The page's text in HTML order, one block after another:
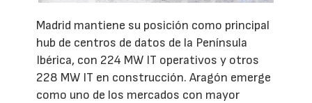
Madrid mantiene su posición como principal
hub de centros de datos de la Península
Ibérica, con 224 MW IT operativos y otros
228 MW IT en construcción. Aragón emerge
como uno de los mercados con mayor